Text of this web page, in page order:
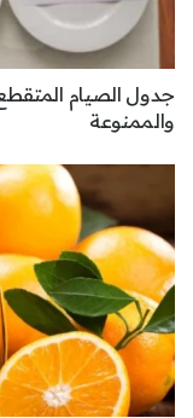
جدول الصيام
والممنوعة